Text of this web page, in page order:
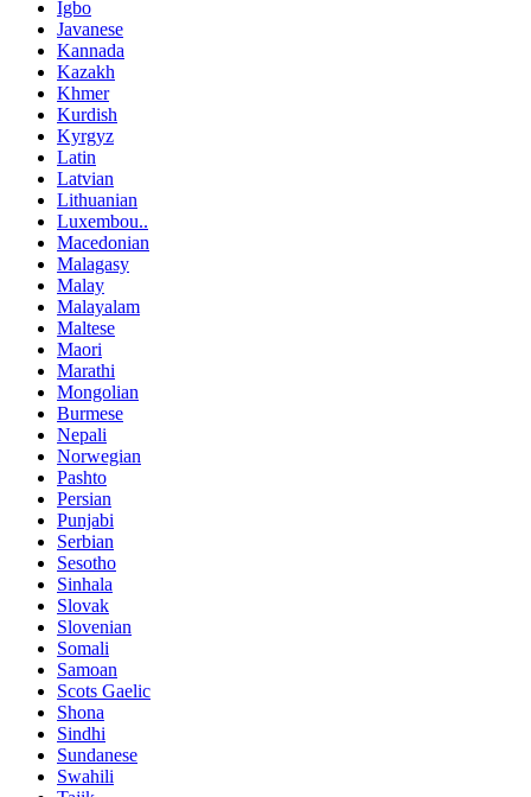
Igbo
Javanese
Kannada
Kazakh
Khmer
Kurdish
Kyrgyz
Latin
Latvian
Lithuanian
Luxembou..
Macedonian
Malagasy
Malay
Malayalam
Maltese
Maori
Marathi
Mongolian
Burmese
Nepali
Norwegian
Pashto
Persian
Punjabi
Serbian
Sesotho
Sinhala
Slovak
Slovenian
Somali
Samoan
Scots Gaelic
Shona
Sindhi
Sundanese
Swahili